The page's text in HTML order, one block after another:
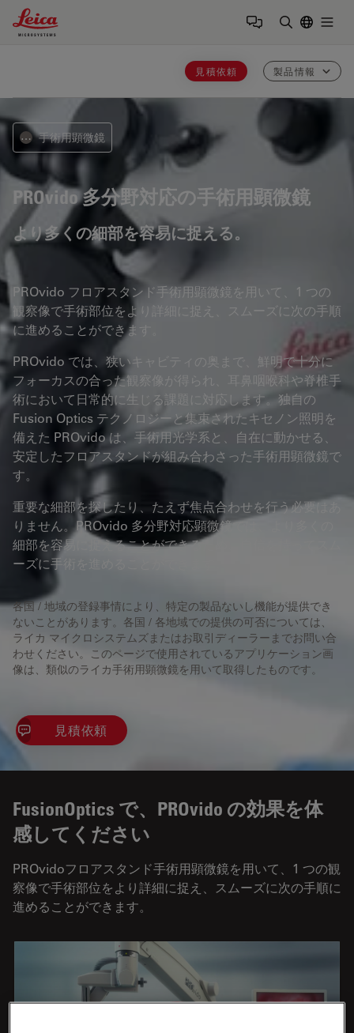
Leica Microsystems Logo
見積依頼 製品情報
⋯ 手術用顕微鏡
PROvido多分野対応の手術用顕微鏡
より多くの細部を容易に捉える。
PROvido フロアスタンド手術用顕微鏡を用いて、1 つの
観察像で手術部位をより詳細に捉え、スムーズに次の手順
に進めることができます。
PROvido では、狭いキャビティの奥まで、鮮明で十分に
フォーカスの合った観察像が得られ、耳鼻咽喉科や脊椎手
術において日常的に生じる課題に対応します。独自の
Fusion Optics テクノロジーと集束されたキセノン照明を
備えた PROvido は、手術用光学系と、自在に動かせる、
安定したフロアスタンドが組み合わさった手術用顕微鏡で
す。
重要な細部を探したり、たえず焦点合わせを行う必要はあ
りません。PROvido 多分野対応顕微鏡では、より多くの
細部を容易に捉えることができるため、自信を持ってスム
ーズに手術を進めることができます。
各国 / 地域の登録事情により、特定の製品ないし機能が提供でき
ないことがあります。各国 / 各地域での提供の可否については、
ライカ マイクロシステムズまたはお取引ディーラーまでお問い合
わせください。このページで使用されているアプリケーション画
像は、類似のライカ手術用顕微鏡を用いて取得したものです。
見積依頼
FusionOptics で、PROvido の効果を体
感してください
PROvidoフロアスタンド手術用顕微鏡を用いて、1 つの観
察像で手術部位をより詳細に捉え、スムーズに次の手順に
進めることができます。